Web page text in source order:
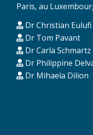
Paris, au
Dr Christian Eulufi
Dr Tom Pavant
Dr Carla Schmartz
Dr Philippine
Dr Mihaela Dilion